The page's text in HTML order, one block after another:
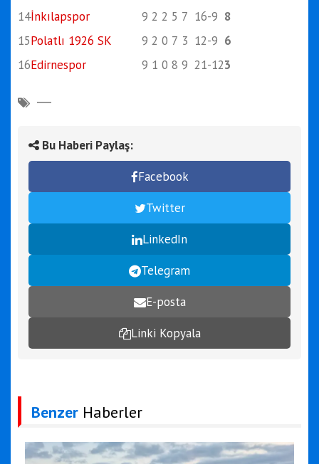
14İnkılapspor 9 2 2 5 7 16-9 8
15Polatlı 1926 SK 9 2 0 7 3 12-9 6
16Edirnespor 9 1 0 8 9 21-123
Bu Haberi Paylaş:
Facebook
Twitter
LinkedIn
Telegram
E-posta
Linki Kopyala
Benzer Haberler